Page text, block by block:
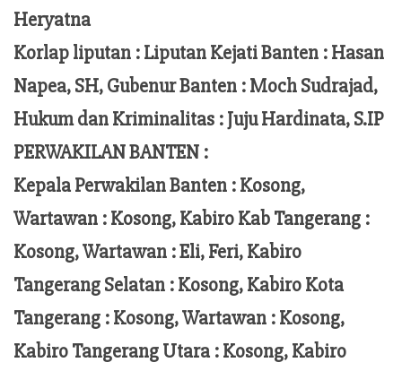
Heryatna
Korlap liputan :Liputan Kejati Banten : Hasan
Napea, SH,Gubenur Banten : MochSudrajad,
Hukum dan Kriminalitas :Juju Hardinata, S.IP
PERWAKILAN BANTEN :
Kepala Perwakilan Banten : Kosong,
Wartawan : Kosong, Kabiro Kab Tangerang :
Kosong,Wartawan :Eli, Feri, Kabiro
Tangerang Selatan : Kosong, Kabiro Kota
Tangerang :Kosong, Wartawan : Kosong,
Kabiro Tangerang Utara : Kosong, Kabiro